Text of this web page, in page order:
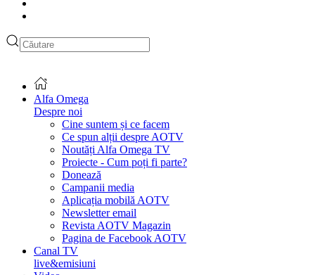
Alfa Omega
Despre noi
Cine suntem și ce facem
Ce spun alții despre AOTV
Noutăți Alfa Omega TV
Proiecte - Cum poți fi parte?
Donează
Campanii media
Aplicația mobilă AOTV
Newsletter email
Revista AOTV Magazin
Pagina de Facebook AOTV
Canal TV
live&emisiuni